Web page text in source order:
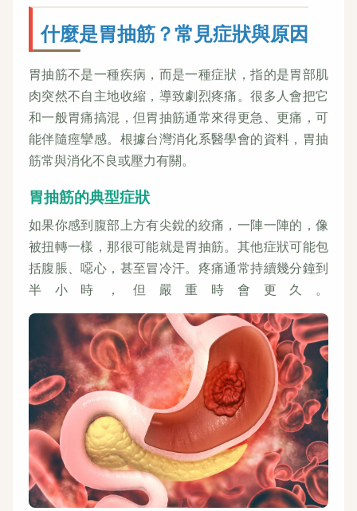
什麼是胃抽筋？常見症狀與原因
胃抽筋不是一種疾病，而是一種症狀，指的是胃部肌
肉突然不自主地收縮，導致劇烈疼痛。很多人會把它
和一般胃痛搞混，但胃抽筋通常來得更急、更痛，可
能伴隨痙攣感。根據台灣消化系醫學會的資料，胃抽
筋常與消化不良或壓力有關。
胃抽筋的典型症狀
如果你感到腹部上方有尖銳的絞痛，一陣一陣的，像
被扭轉一樣，那很可能就是胃抽筋。其他症狀可能包
括腹脹、噁心，甚至冒冷汗。疼痛通常持續幾分鐘到
半小時，但嚴重時會更久。